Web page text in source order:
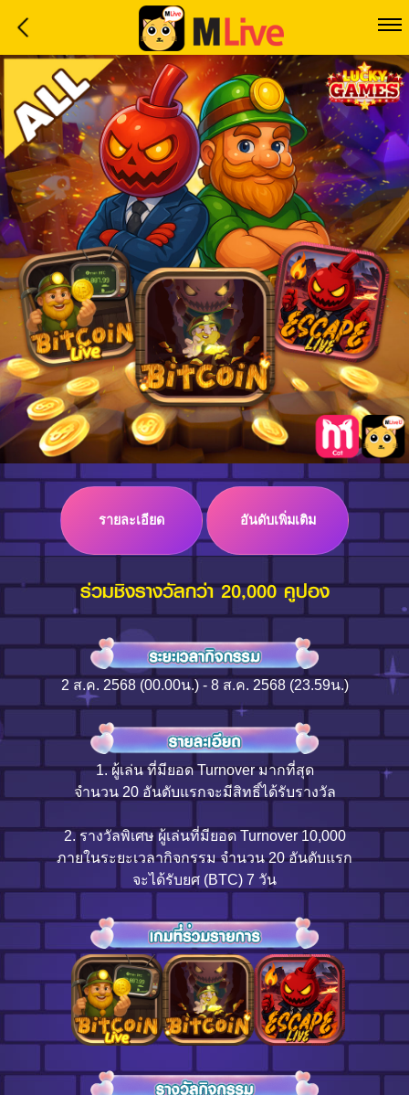
Home
Event
LuckyGame
WinwinCoin
Debit
Mdoll
Help
Support
Language
:
Log in
Top up
รายละเอียด อันดับเพิ่มเติม
ร่วมชิงรางวัลกว่า 20,000 คูปอง
2 ส.ค. 2568 (00.00น.) - 8 ส.ค. 2568 (23.59น.)
1. ผู้เล่น ที่มียอด Turnover มากที่สุด
จำนวน 20 อันดับแรกจะมีสิทธิ์ได้รับรางวัล
2. รางวัลพิเศษ ผู้เล่นที่มียอด Turnover 10,000
ภายในระยะเวลากิจกรรม จำนวน 20 อันดับแรก
จะได้รับยศ (BTC) 7 วัน